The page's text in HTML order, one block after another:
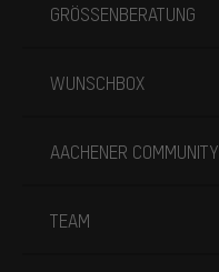
GRÖSSENBERATUNG
WUNSCHBOX
AACHENER COMMUNITY
TEAM